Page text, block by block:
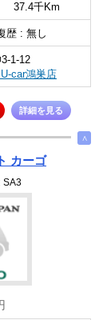
37.4千Km
歴 : 無し
1-12
car鴻巣店
詳細を見る
∧
カーゴ
SA3